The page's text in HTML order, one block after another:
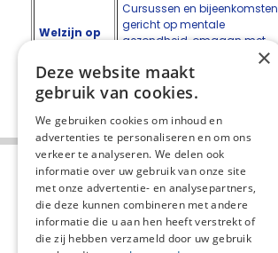
Welzijn op
Cursussen en bijeenkomsten
gericht op mentale
gezondheid, omgaan met
ondersteuning.
×
Deze website maakt
gebruik van cookies.
We gebruiken cookies om inhoud en
advertenties te personaliseren en om ons
verkeer te analyseren. We delen ook
informatie over uw gebruik van onze site
met onze advertentie- en analysepartners,
die deze kunnen combineren met andere
informatie die u aan hen heeft verstrekt of
die zij hebben verzameld door uw gebruik